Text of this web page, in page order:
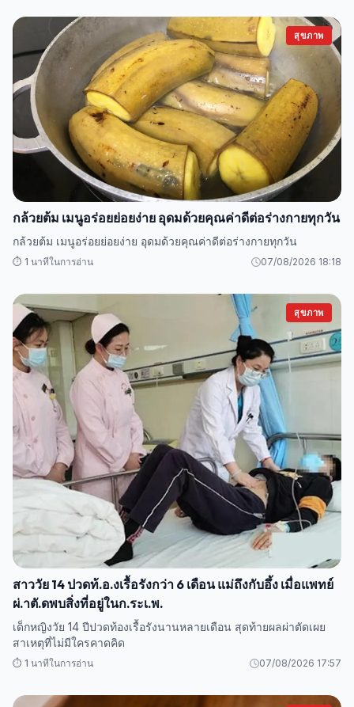
สุขภาพ
กล้วยต้ม เมนูอร่อยย่อยง่าย อุดมด้วยคุณค่าดีต่อร่างกายทุกวัน
กล้วยต้ม เมนูอร่อยย่อยง่าย อุดมด้วยคุณค่าดีต่อร่างกายทุกวัน
⏱️ 1 นาทีในการอ่าน 07/08/2026 18:18
สุขภาพ
สาววัย 14 ปวดท้.อ.งเรื้อรังกว่า 6 เดือน แม่ถึงกับอึ้ง เมื่อแพทย์
ผ่.าตั.ดพบสิ่งที่อยู่ในก.ระเ.พ.
เด็กหญิงวัย 14 ปีปวดท้องเรื้อรังนานหลายเดือน สุดท้ายผลผ่าตัดเผย
สาเหตุที่ไม่มีใครคาดคิด
⏱️ 1 นาทีในการอ่าน 07/08/2026 17:57